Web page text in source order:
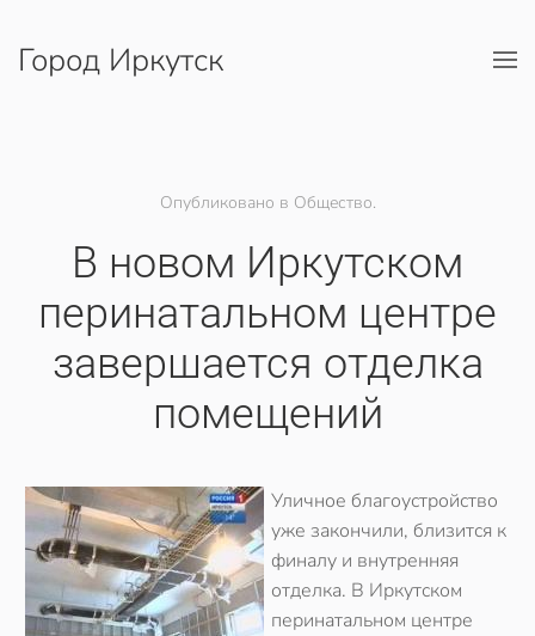
Перейти к содержимому
Город Иркутск
Опубликовано в Общество.
В новом Иркутском
перинатальном центре
завершается отделка
помещений
Уличное благоустройство
уже закончили, близится к
финалу и внутренняя
отделка. В Иркутском
перинатальном центре